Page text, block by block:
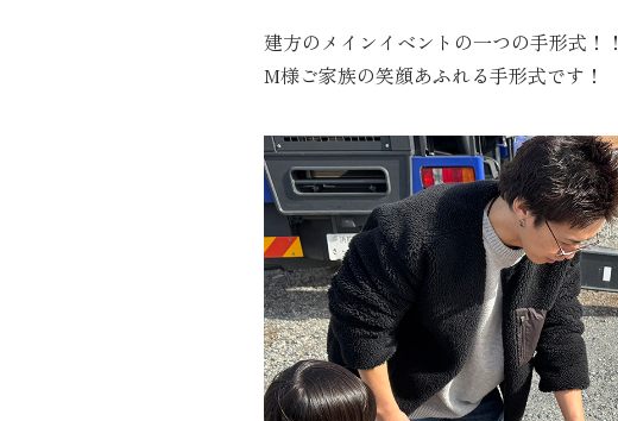
建方のメインイベントの一つの手形式！！
M様ご家族の笑顔あふれる手形式です！